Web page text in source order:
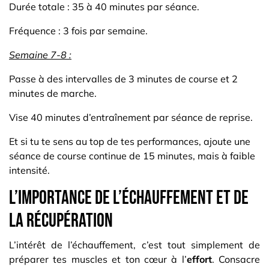
Durée totale : 35 à 40 minutes par séance.
Fréquence : 3 fois par semaine.
Semaine 7-8 :
Passe à des intervalles de 3 minutes de course et 2
minutes de marche.
Vise 40 minutes d’entraînement par séance de reprise.
Et si tu te sens au top de tes performances, ajoute une
séance de course continue de 15 minutes, mais à faible
intensité.
L’importance de l’échauffement et de
la récupération
L’intérêt de l’échauffement, c’est tout simplement de
préparer tes muscles et ton cœur à l’effort. Consacre